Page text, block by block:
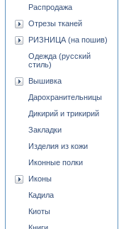
Распродажа
Отрезы тканей
РИЗНИЦА (на пошив)
Одежда (русский
стиль)
Вышивка
Дарохранительницы
Дикирий и трикирий
Закладки
Изделия из кожи
Иконные полки
Иконы
Кадила
Киоты